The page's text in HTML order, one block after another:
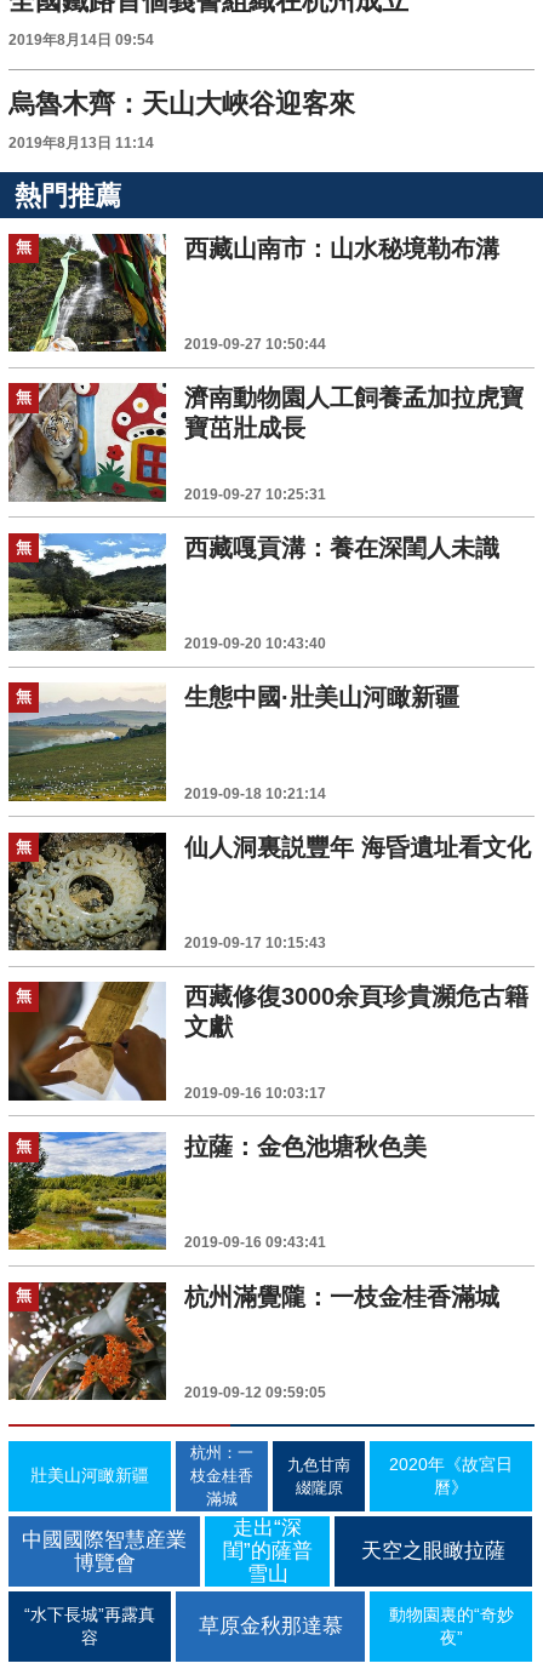
2019年8月14日 09:54
烏魯木齊：天山大峽谷迎客來
2019年8月13日 11:14
熱門推薦
無 西藏山南市：山水秘境勒布溝
2019-09-27 10:50:44
無
濟南動物園人工飼養孟加拉虎寶
寶茁壯成長
2019-09-27 10:25:31
無 西藏嘎貢溝：養在深閨人未識
2019-09-20 10:43:40
無 生態中國·壯美山河瞰新疆
2019-09-18 10:21:14
無 仙人洞裏説豐年 海昏遺址看文化
2019-09-17 10:15:43
無
西藏修復3000余頁珍貴瀕危古籍
文獻
2019-09-16 10:03:17
無 拉薩：金色池塘秋色美
2019-09-16 09:43:41
無 杭州滿覺隴：一枝金桂香滿城
2019-09-12 09:59:05
壯美山河瞰新疆
杭州：一
枝金桂香
滿城
九色甘南
綴隴原
2020年《故宮日
曆》
中國國際智慧産業
博覽會
走出“深
閨”的薩普
雪山
天空之眼瞰拉薩
“水下長城”再露真
容
草原金秋那達慕
動物園裏的“奇妙
夜”